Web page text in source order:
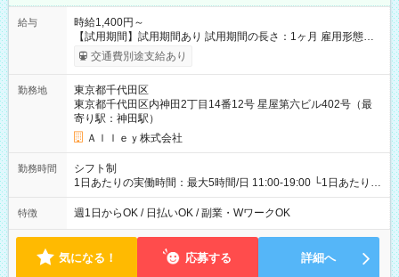
給与
時給1,400円～
【試用期間】試用期間あり 試用期間の長さ：1ヶ月 雇用形態、
給与は本採用時と同じです。
交通費別途支給あり
勤務地
東京都千代田区
東京都千代田区内神田2丁目14番12号 星屋第六ビル402号（最
寄り駅：神田駅）
Ａｌｌｅｙ株式会社
勤務時間
シフト制
1日あたりの実働時間：最大5時間/日 11:00-19:00 └1日あたりの
実働時間：1-5時間 └上記の時間帯内であれば、いつでも勤務可
能！ └平日・土曜日の中で、お好きな曜日でご勤務いただけま
18:00 などのように、自由な働き方が可能なお仕事です！
特徴 週1日からOK / 日払いOK / 副業・WワークOK
気になる！ 応募する 詳細へ